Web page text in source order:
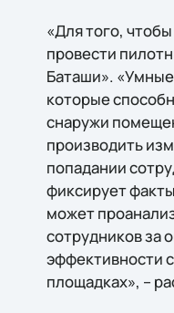
«Для того,
провести
Баташи».
которые
снаружи
производить
попадании
фиксирует
может
сотрудников за
эффективности
площадках», –